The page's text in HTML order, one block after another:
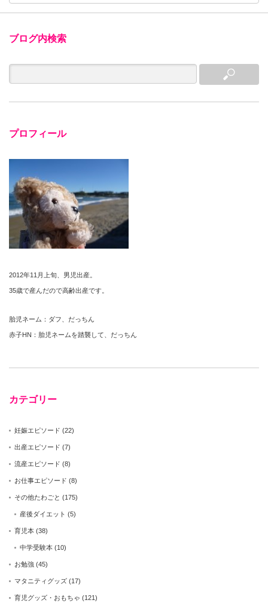
ブログ内検索
プロフィール
2012年11月上旬、男児出産。
35歳で産んだので高齢出産です。
胎児ネーム：ダフ、だっちん
赤子HN：胎児ネームを踏襲して、だっちん
カテゴリー
妊娠エピソード (22)
出産エピソード (7)
流産エピソード (8)
お仕事エピソード (8)
その他たわごと (175)
産後ダイエット (5)
育児本 (38)
中学受験本 (10)
お勉強 (45)
マタニティグッズ (17)
育児グッズ・おもちゃ (121)